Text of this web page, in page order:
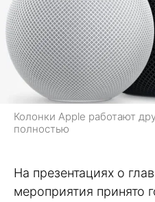
Колонки Apple работают
полностью
На презентациях о
мероприятия принято